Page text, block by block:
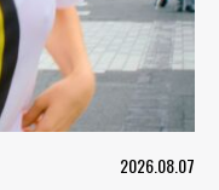
2026.08.07